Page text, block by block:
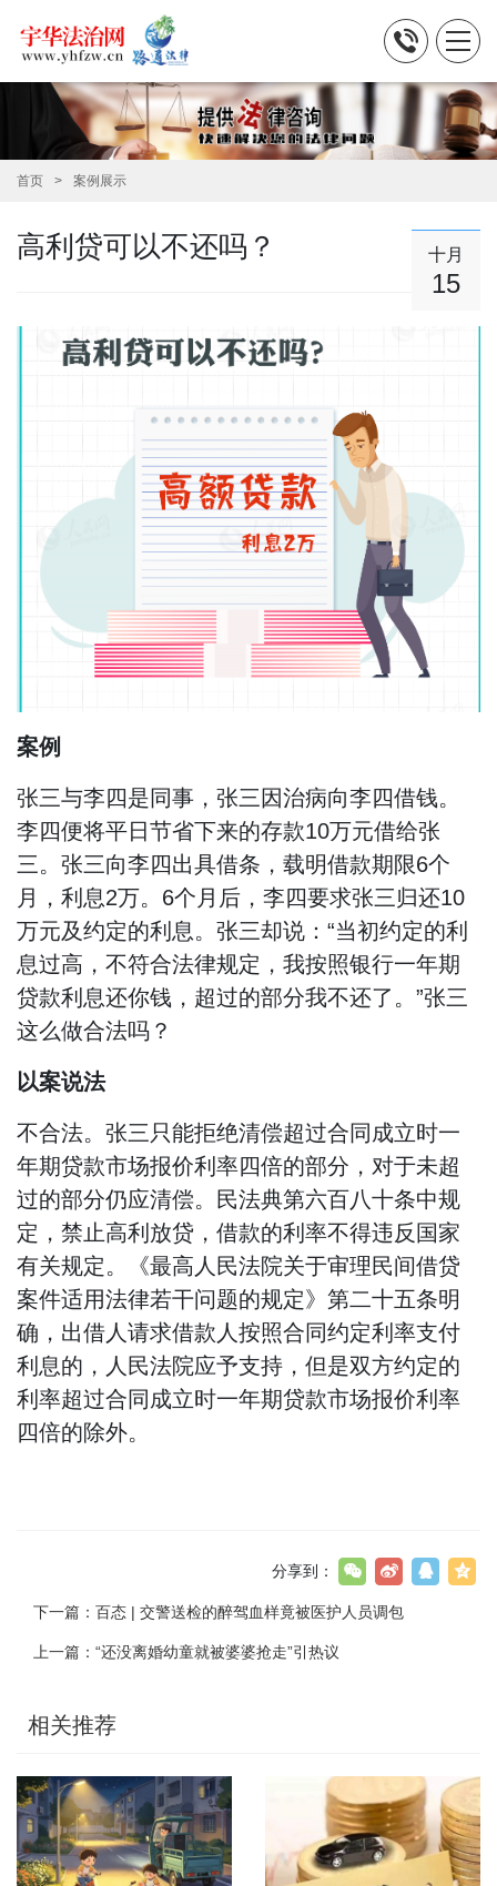
首页 案例展示
高利贷可以不还吗？ 十月
15
案例
张三与李四是同事，张三因治病向李四借钱。
李四便将平日节省下来的存款10万元借给张
三。张三向李四出具借条，载明借款期限6个
月，利息2万。6个月后，李四要求张三归还10
万元及约定的利息。张三却说：“当初约定的利
息过高，不符合法律规定，我按照银行一年期
贷款利息还你钱，超过的部分我不还了。”张三
这么做合法吗？
以案说法
不合法。张三只能拒绝清偿超过合同成立时一
年期贷款市场报价利率四倍的部分，对于未超
过的部分仍应清偿。民法典第六百八十条中规
定，禁止高利放贷，借款的利率不得违反国家
有关规定。《最高人民法院关于审理民间借贷
案件适用法律若干问题的规定》第二十五条明
确，出借人请求借款人按照合同约定利率支付
利息的，人民法院应予支持，但是双方约定的
利率超过合同成立时一年期贷款市场报价利率
四倍的除外。
分享到：
下一篇： 百态 | 交警送检的醉驾血样竟被医护人员调包
上一篇： “还没离婚幼童就被婆婆抢走”引热议
相关推荐